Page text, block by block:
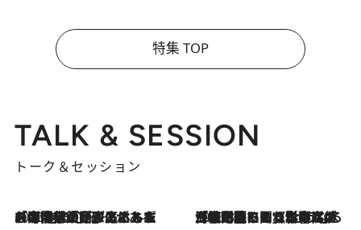
特集 TOP
TALK & SESSION
トーク＆セッション
2026.8.3
「今後値上げがあるとすれば…」「リスクがあるのは今年の冬」エネルギー専門家が語る、ホルムズ海峡封鎖が家庭にもたらす“ある心配” 2026.8.3
「住宅建てられない…」「サーチャージ料の高値が続いている」ホルムズ海峡封鎖による影響はいつまで続く？《エネルギー専門家に聞く“どうなる日本の暮らし”》